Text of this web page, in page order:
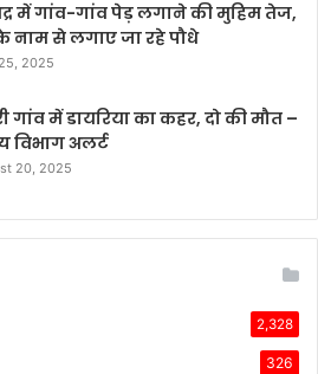
में गांव-गांव पेड़ लगाने की मुहिम तेज,
नाम से लगाए जा रहे पौधे
2025
गांव में डायरिया का कहर, दो की मौत –
विभाग अलर्ट
20, 2025
2,328
326